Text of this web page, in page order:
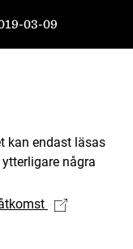
03-09
kan endast läsas
några